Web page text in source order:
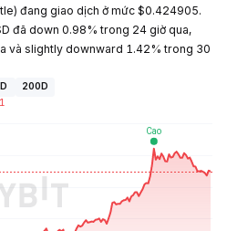
đang giao dịch ở mức $0.424905.
đã down 0.98% trong 24 giờ qua,
và slightly downward 1.42% trong 30
200D